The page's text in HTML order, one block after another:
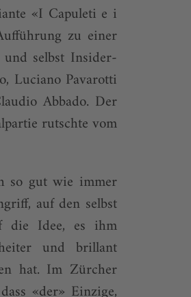
«I Capuleti e i
zu einer
selbst Insider-
Luciano Pavarotti
Abbado. Der
rutschte vom
so gut wie immer
auf den selbst
die Idee, es ihm
und brillant
hat. Im Zürcher
«der» Einzige,